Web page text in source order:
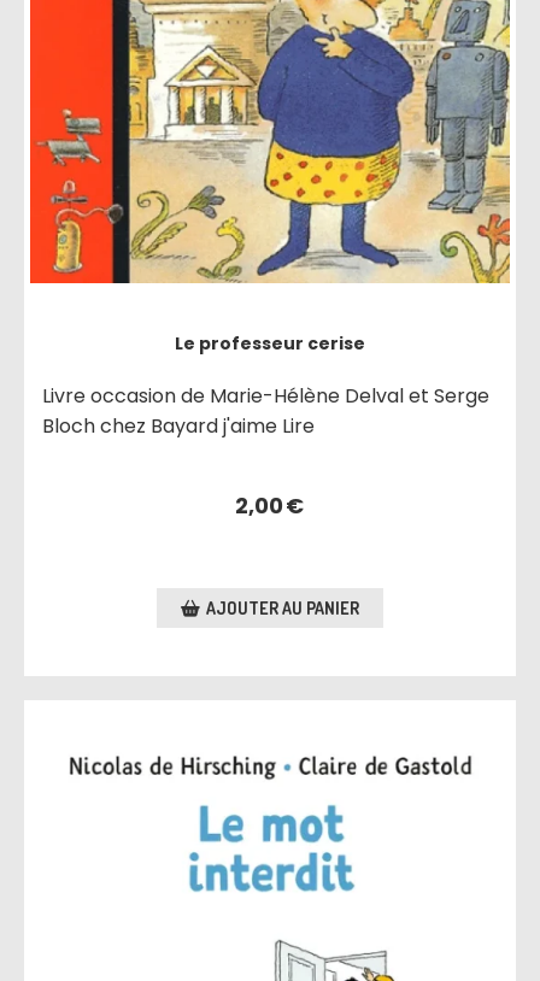
Le professeur cerise
Livre occasion de Marie-Hélène Delval et Serge
Bloch chez Bayard j'aime Lire
2,00€
AJOUTER AU PANIER